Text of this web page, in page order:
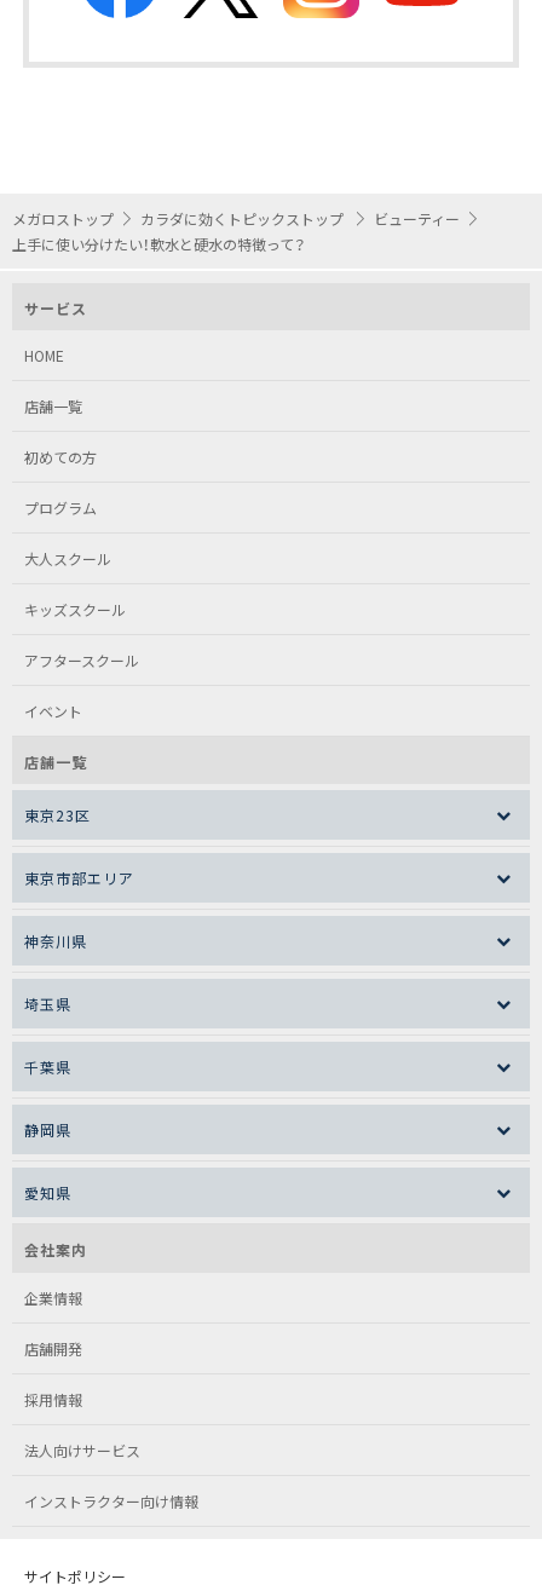
メガロストップ カラダに効くトピックストップ
ビューティー
上手に使い分けたい！軟水と硬水の特徴って？
サービス
HOME
店舗一覧
初めての方
プログラム
大人スクール
キッズスクール
アフタースクール
イベント
店舗一覧
東京23区
東京市部エリア
神奈川県
埼玉県
千葉県
静岡県
愛知県
会社案内
企業情報
店舗開発
採用情報
法人向けサービス
インストラクター向け情報
サイトポリシー